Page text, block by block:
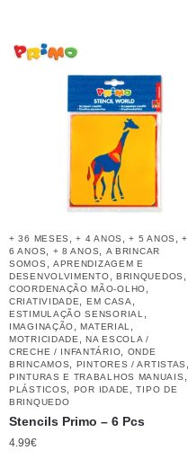
+ 36 MESES ,+ 4 ANOS ,+ 5 ANOS ,+
6 ANOS
+ 8 ANOS
A BRINCAR
SOMOS
APRENDIZAGEM E
DESENVOLVIMENTO
BRINQUEDOS
COORDENAÇÃO MÃO-OLHO
CRIATIVIDADE EM CASA
ESTIMULAÇÃO SENSORIAL
IMAGINAÇÃO ,MATERIAL
MOTRICIDADE ,NA ESCOLA /
CRECHE / INFANTÁRIO
ONDE
BRINCAMOS
PINTORES / ARTISTAS
PINTURAS E TRABALHOS MANUAIS
PLÁSTICOS POR IDADE ,TIPO DE
BRINQUEDO
Stencils Primo – 6 Pcs
4.99€